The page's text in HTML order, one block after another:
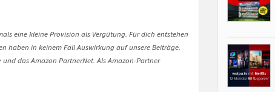
eine kleine Provision als Vergütung. Für dich entstehen
haben in keinem Fall Auswirkung auf unsere Beiträge.
das Amazon PartnerNet. Als Amazon-Partner